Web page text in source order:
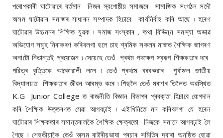
পৰোপকাৰী ঘাটোৱাৰে বৰ্তমান নিজৰ স্বগোষ্ঠীয় সমাজৰে সামাজিক সংগঠন সদৌ
অসম ঘাটোৱাৰ সমাজৰ সাধাৰন সম্পাদক হিচাবে কাৰ্যনিৰ্বাহ কৰি আছে ৷ হৰেণ
ঘাটোৱাৰ উচ্চমনৰ শিক্ষিত যুৱক ৷ সমাজ সংস্কাৰ . তথা বিভিন্ন সমস্যা অভাৱ
অভিযোগ সমুহ নিৰাকৰণ কৰিবলগা হলে চাহ শ্ৰমিক সকলৰ মাজত শৈক্ষিক জাগৰণ
অনাটো নিতান্তই প্ৰয়োজন ৷ সেয়েহে তেওঁ প্ৰথম পদক্ষেপ স্বৰূপ শিক্ষকতাৰ দৰে
পৱিত্ৰ বৃত্তিকে আকোৱালী ললে ৷ তেওঁ প্ৰথমে বৰবৰুৱাৰ পুৰ্বাঞ্চল জাতীয়
বিদ্যালয়ত শিক্ষকতাৰ জীৱন আৰম্ভ কৰে ৷ পিছলৈ তেওঁ মৰাণৰ তিলৈত অৱস্থিত
K.G Junior College ত ৰাজনীতি বিজ্ঞান বিভাগৰ প্ৰবক্তা হিচাবে যোগদান
কৰি শৈক্ষিক উত্তৰণত সেৱা আগবঢ়াই ৷ এইখিনিতে মন কৰিবলগা যে হৰেন
ঘাটোৱাৰ শিক্ষকতাৰ সমান্তৰালকৈ শৈক্ষিক ক্ষেত্ৰতো নিজকে সমানে আগবঢ়াই লৈ
গৈছে ৷ শেহতীয়াকৈ তেওঁ অসম ৰাষ্ট্ৰীয়ভাষা প্ৰচাৰ সমিতিৰ দ্বাৰা অনুষ্ঠিত হোৱা